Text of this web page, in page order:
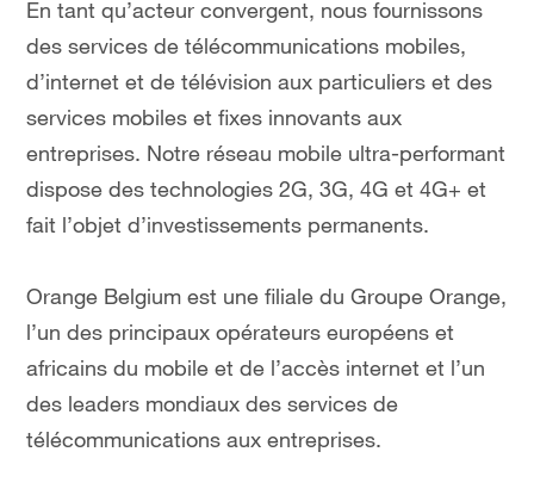
En tant qu’acteur convergent, nous fournissons
des services de télécommunications mobiles,
d’internet et de télévision aux particuliers et des
services mobiles et fixes innovants aux
entreprises. Notre réseau mobile ultra-performant
dispose des technologies 2G, 3G, 4G et 4G+ et
fait l’objet d’investissements permanents.
Orange Belgium est une filiale du Groupe Orange,
l’un des principaux opérateurs européens et
africains du mobile et de l’accès internet et l’un
des leaders mondiaux des services de
télécommunications aux entreprises.